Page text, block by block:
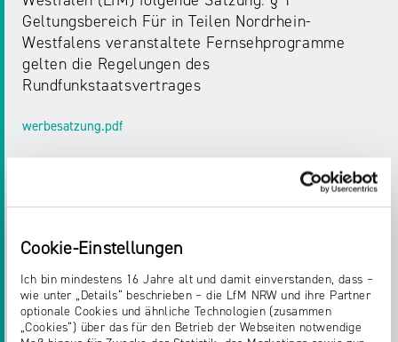
Cookie-Einstellungen
Ich bin mindestens 16 Jahre alt und damit einverstanden, dass –
wie unter „Details“ beschrieben – die LfM NRW und ihre Partner
optionale Cookies und ähnliche Technologien (zusammen
„Cookies“) über das für den Betrieb der Webseiten notwendige
Geltungsbereich Für in Teilen Nordrhein-
Westfalens veranstaltete Fernsehprogramme
gelten die Regelungen des
Rundfunkstaatsvertrages
werbesatzung.pdf
PROPAGANDA IN DEN SOZIALEN MEDIEN
Den Überblick behalten: Krieg und Propaganda in
den sozialenMedienLandesanstalt fürMedien